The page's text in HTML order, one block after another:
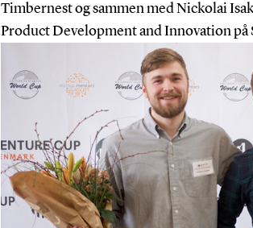
Timbernest og sammen med Nickolai
Product Development and Innovation på